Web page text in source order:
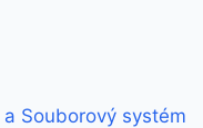
Souborový systém